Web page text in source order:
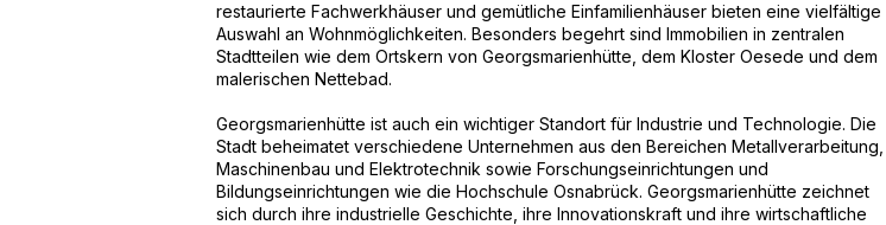
restaurierte Fachwerkhäuser und gemütliche Einfamilienhäuser bieten eine vielfältige
Auswahl an Wohnmöglichkeiten. Besonders begehrt sind Immobilien in zentralen
Stadtteilen wie dem Ortskern von Georgsmarienhütte, dem Kloster Oesede und dem
malerischen Nettebad.
Georgsmarienhütte ist auch ein wichtiger Standort für Industrie und Technologie. Die
Stadt beheimatet verschiedene Unternehmen aus den Bereichen Metallverarbeitung,
Maschinenbau und Elektrotechnik sowie Forschungseinrichtungen und
Bildungseinrichtungen wie die Hochschule Osnabrück. Georgsmarienhütte zeichnet
sich durch ihre industrielle Geschichte, ihre Innovationskraft und ihre wirtschaftliche